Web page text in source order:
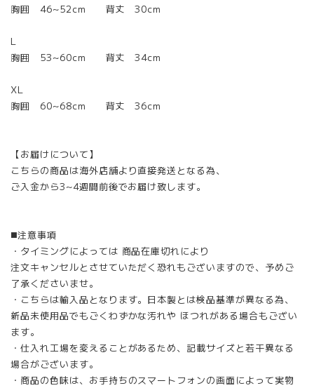
胸囲 46~52cm 背丈 30cm
L
胸囲 53~60cm 背丈 34cm
XL
胸囲 60~68cm 背丈 36cm
【お届けについて】
こちらの商品は海外店舗より直接発送となる為、
ご入金から3~4週間前後でお届け致します。
◼️注意事項
・タイミングによっては 商品在庫切れにより
注文キャンセルとさせていただく恐れもございますので、予めご
了承くださいませ。
・こちらは輸入品となります。日本製とは検品基準が異なる為、
新品未使用品でもごくわずかな汚れや ほつれがある場合もござい
ます。
・仕入れ工場を変えることがあるため、記載サイズと若干異なる
場合がございます。
・商品の色味は、お手持ちのスマートフォンの画面によって実物